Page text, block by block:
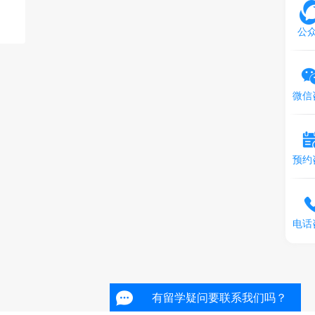
公
微信
预约
电话
有留学疑问要联系我们吗？
有留学疑问要联系我们吗？
有留学疑问要联系我们吗？